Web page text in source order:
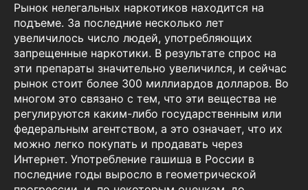
Рынок нелегальных наркотиков находится на
подъеме. За последние несколько лет
увеличилось число людей, употребляющих
запрещенные наркотики. В результате спрос на
эти препараты значительно увеличился, и сейчас
рынок стоит более 300 миллиардов долларов. Во
многом это связано с тем, что эти вещества не
регулируются каким-либо государственным или
федеральным агентством, а это означает, что их
можно легко покупать и продавать через
Интернет. Употребление гашиша в России в
последние годы выросло в геометрической